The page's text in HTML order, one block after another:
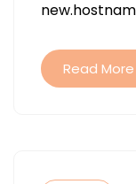
Read More